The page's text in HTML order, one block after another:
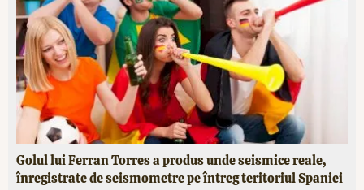
Golul lui Ferran Torres a produs unde seismice reale,
înregistrate de seismometre pe întreg teritoriul Spaniei